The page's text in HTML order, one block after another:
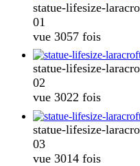
statue-lifesize-
01
vue 3057 fois
statue-lifesize-
02
vue 3022 fois
statue-lifesize-
03
vue 3014 fois